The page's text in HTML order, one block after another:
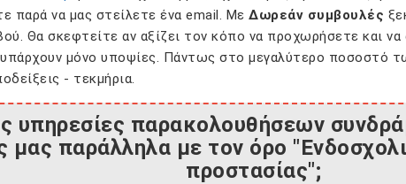
παρά να μας στείλετε ένα email. Με Δωρεάν συμβουλές
Θα σκεφτείτε αν αξίζει τον κόπο να προχωρήσετε και
υπάρχουν μόνο υποψίες. Πάντως στο μεγαλύτερο ποσοστό
- τεκμήρια.
υπηρεσίες παρακολουθήσεων
μας παράλληλα με τον όρο
προστασίας";